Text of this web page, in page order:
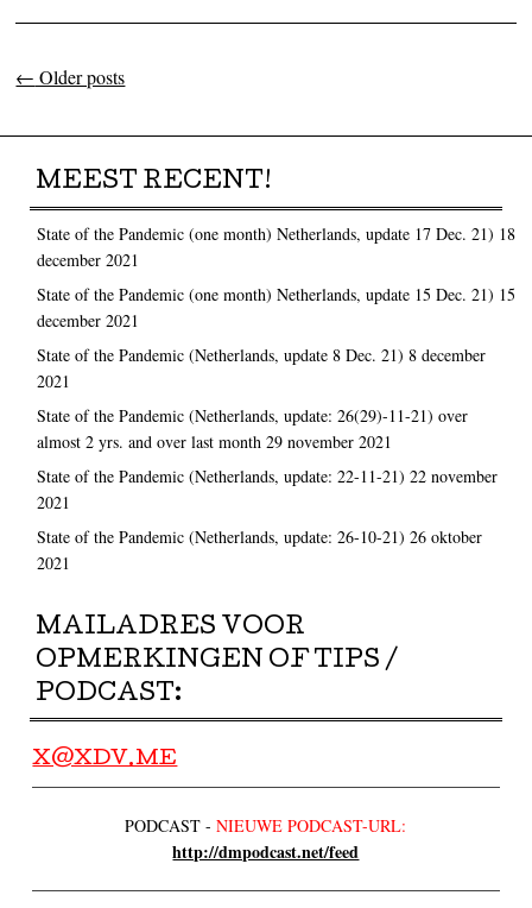
Post navigation
← Older posts
MEEST RECENT!
State of the Pandemic (one month) Netherlands, update 17 Dec. 21) 18
december 2021
State of the Pandemic (one month) Netherlands, update 15 Dec. 21) 15
december 2021
State of the Pandemic (Netherlands, update 8 Dec. 21) 8 december
2021
State of the Pandemic (Netherlands, update: 26(29)-11-21) over
almost 2 yrs. and over last month 29 november 2021
State of the Pandemic (Netherlands, update: 22-11-21) 22 november
2021
State of the Pandemic (Netherlands, update: 26-10-21) 26 oktober
2021
MAILADRES VOOR
OPMERKINGEN OF TIPS /
PODCAST:
X@XDV.ME
PODCAST -NIEUWE PODCAST-URL:
http://dmpodcast.net/feed